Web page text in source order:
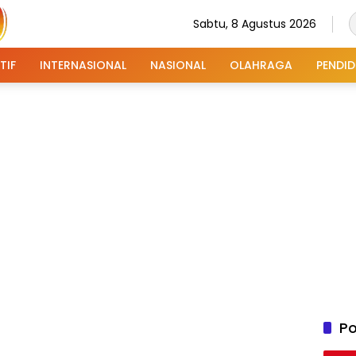
Sabtu, 8 Agustus 2026
INTERNASIONAL NASIONAL OLAHRAGA